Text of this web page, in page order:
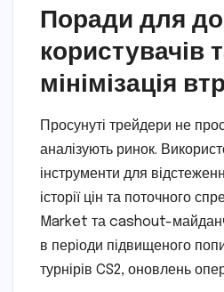
Поради для
користувачів
мінімізація
Просунуті трейдери не
аналізують ринок.
інструменти для
історії цін та поточного
Market та cashout-
в періоди підвищеного
турнірів CS2, оновлень